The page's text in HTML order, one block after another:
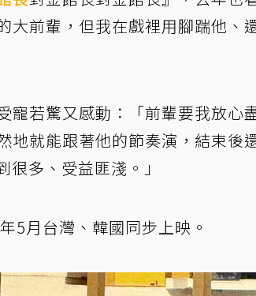
大前輩，但我在戲裡用腳踹他、
寵若驚又感動：「前輩要我放心
地就能跟著他的節奏演，結束後
多、受益匪淺。」
5月台灣、韓國同步上映。